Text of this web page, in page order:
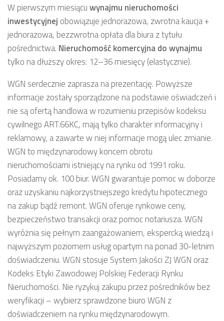
W pierwszym miesiącuwynajmu nieruchomości
inwestycyjnej obowiązuje jednorazowa, zwrotna kaucja +
jednorazowa, bezzwrotna opłata dla biura z tytułu
pośrednictwa. Nieruchomość komercyjnado wynajmu
tylko na dłuższy okres: 12–36 miesięcy (elastycznie).
WGN serdecznie zaprasza na prezentację. Powyższe
informacje zostały sporządzone na podstawie oświadczeń i
nie są ofertą handlowa w rozumieniu przepisów kodeksu
cywilnego ART.66KC, mają tylko charakter informacyjny i
reklamowy, a zawarte w niej informacje mogą ulec zmianie.
WGN to międzynarodowy koncern obrotu
nieruchomościami istniejący na rynku od 1991 roku.
Posiadamy ok. 100 biur. WGN gwarantuje pomoc w doborze
oraz uzyskaniu najkorzystniejszego kredytu hipotecznego
na zakup bądź remont. WGN oferuje rynkowe ceny,
bezpieczeństwo transakcji oraz pomoc notariusza. WGN
wyróżnia się pełnym zaangażowaniem, ekspercką wiedzą i
najwyższym poziomem usług opartym na ponad 30-letnim
doświadczeniu. WGN stosuje System Jakości ZJ WGN oraz
Kodeks Etyki Zawodowej Polskiej Federacji Rynku
Nieruchomości. Nie ryzykuj zakupu przez pośredników bez
weryfikacji – wybierz sprawdzone biuro WGN z
doświadczeniem na rynku międzynarodowym.